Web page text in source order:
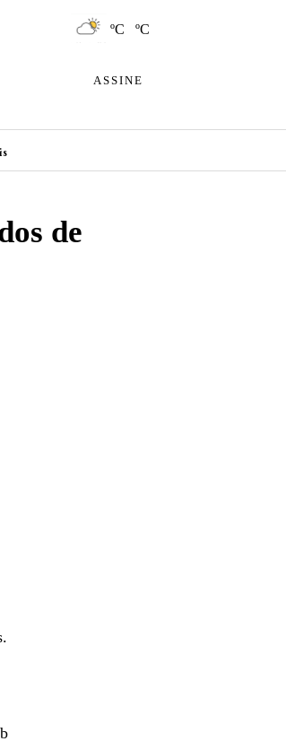
ºC ºC
ASSINE
de